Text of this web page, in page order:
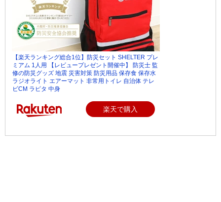
【楽天ランキング総合1位】防災セット SHELTER プレ
ミアム 1人用 【レビュープレゼント開催中】 防災士 監
修の防災グッズ 地震 災害対策 防災用品 保存食 保存水
ラジオライト エアーマット 非常用トイレ 自治体 テレ
ビCM ラピタ 中身
楽天で購入